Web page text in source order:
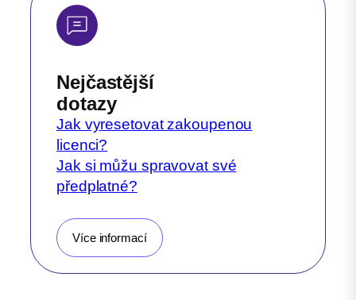
Nejčastější
dotazy
Jak vyresetovat zakoupenou
licenci?
Jak si můžu spravovat své
předplatné?
Více informací